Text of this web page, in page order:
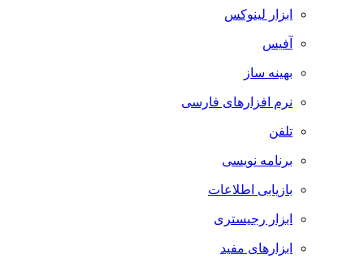
ابزار لینوکس
آفیس
بهینه ساز
نرم افزارهای فارسی
تلفن
برنامه نویسی
بازیابی اطلاعات
ابزار رجیستری
ابزارهای مفید